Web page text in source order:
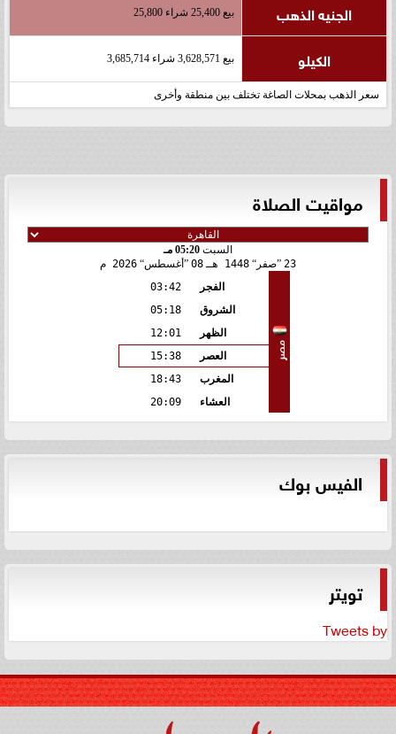
الجنيه الذهب بيع 25,400 شراء 25,800
الكيلو بيع 3,628,571 شراء 3,685,714
سعر الذهب بمحلات الصاغة تختلف بين منطقة وأخرى
مواقيت الصلاة
السبت 05:20 مـ
23 صفر 1448 هـ 08 أغسطس 2026 م
مصر
الفجر
03:42
الشروق
05:18
الظهر
12:01
العصر
15:38
المغرب
18:43
العشاء
20:09
الفيس بوك
تويتر
Tweets by